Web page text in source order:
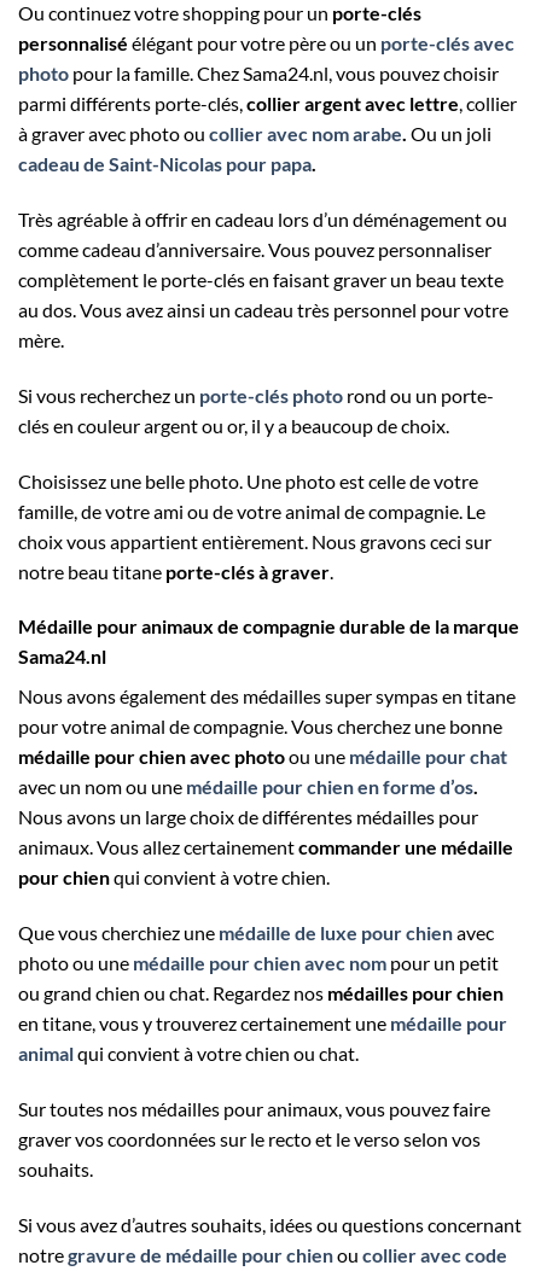
Ou continuez votre shopping pour un porte-clés
personnalisé élégant pour votre père ou un porte-clés avec
photo pour la famille. Chez Sama24.nl, vous pouvez choisir
parmi différents porte-clés,collier argent avec lettre, collier
à graver avec photo ou collier avec nom arabe. Ou un joli
cadeau de Saint-Nicolas pour papa.
Très agréable à offrir en cadeau lors d’un déménagement ou
comme cadeau d’anniversaire. Vous pouvez personnaliser
complètement le porte-clés en faisant graver un beau texte
au dos. Vous avez ainsi un cadeau très personnel pour votre
mère.
Si vous recherchez un porte-clés photo rond ou un porte-
clés en couleur argent ou or, il y a beaucoup de choix.
Choisissez une belle photo. Une photo est celle de votre
famille, de votre ami ou de votre animal de compagnie. Le
choix vous appartient entièrement. Nous gravons ceci sur
notre beau titane porte-clés à graver
Médaille pour animaux de compagnie durable de la marque
Sama24.nl
Nous avons également des médailles super sympas en titane
pour votre animal de compagnie. Vous cherchez une bonne
médaille pour chien avec photoou une médaille pour chat
avec un nom ou une médaille pour chien en forme d’os.
Nous avons un large choix de différentes médailles pour
animaux. Vous allez certainementcommander une médaille
pour chienqui convient à votre chien.
Que vous cherchiez une médaille de luxe pour chienavec
photo ou une médaille pour chien avec nom pour un petit
ou grand chien ou chat. Regardez nos médailles pour chien
en titane, vous y trouverez certainement une médaille pour
animalqui convient à votre chien ou chat.
Sur toutes nos médailles pour animaux, vous pouvez faire
graver vos coordonnées sur le recto et le verso selon vos
souhaits.
Si vous avez d’autres souhaits, idées ou questions concernant
notregravure de médaille pour chienou collier avec code